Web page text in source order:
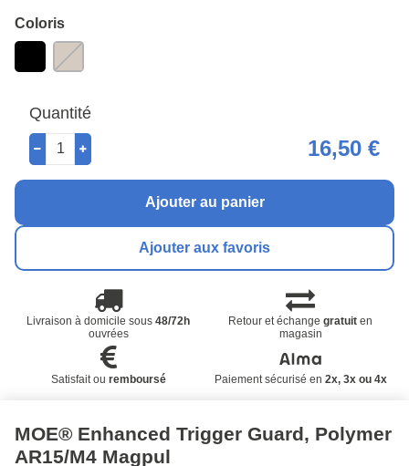
Coloris
Quantité
16,50 €
Ajouter au panier
Ajouter aux favoris
Livraison à domicile sous48/72h
ouvrées
Retour et échangegratuit en
magasin
Satisfait ou remboursé Paiement sécurisé en 2x, 3x ou 4x
MOE® Enhanced Trigger Guard, Polymer
AR15/M4 Magpul